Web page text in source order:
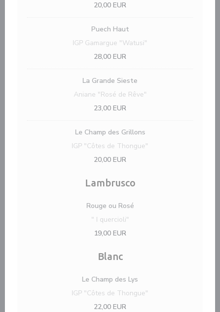
20,00 EUR
Puech Haut
IGP Gamargue "Watusi"
28,00 EUR
La Grande Sieste
Aniane "Rosé de Rêve"
23,00 EUR
Le Champ des Grillons
IGP "Côtes de Thongue"
20,00 EUR
Lambrusco
Rouge ou Rosé
" I quercioli"
19,00 EUR
Blanc
Le Champ des Lys
IGP "Côtes de Thongue"
22,00 EUR